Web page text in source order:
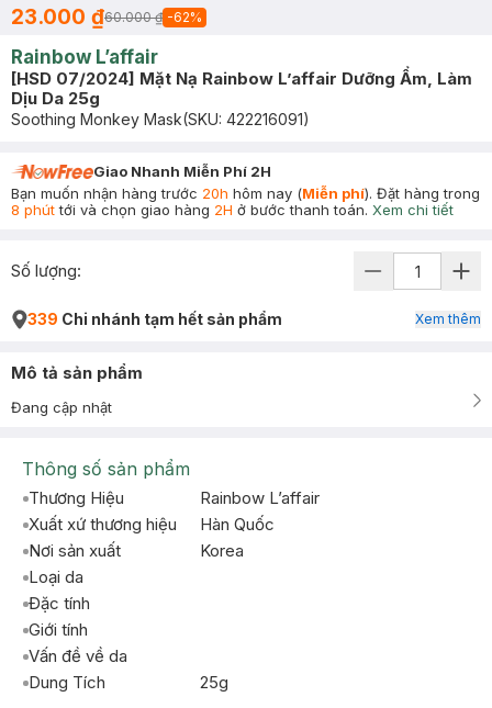
23.000 ₫60.000 ₫ -62%
Rainbow L’affair
[HSD 07/2024] Mặt Nạ Rainbow L’affair Dưỡng Ẩm, Làm
Dịu Da 25g
Soothing Monkey Mask(SKU: 422216091)
Giao Nhanh Miễn Phí 2H
Bạn muốn nhận hàng trước 20h hôm nay (Miễn phí). Đặt hàng trong
8 phúttới và chọn giao hàng 2H ở bước thanh toán. Xem chi tiết
Số lượng:
339 Chi nhánh tạm hết sản phẩm Xem thêm
Mô tả sản phẩm
Đang cập nhật
Thông số sản phẩm
Thương Hiệu
Rainbow L’affair
Xuất xứ thương hiệu
Hàn Quốc
Nơi sản xuất
Korea
Loại da
Đặc tính
Giới tính
Vấn đề về da
Dung Tích
25g